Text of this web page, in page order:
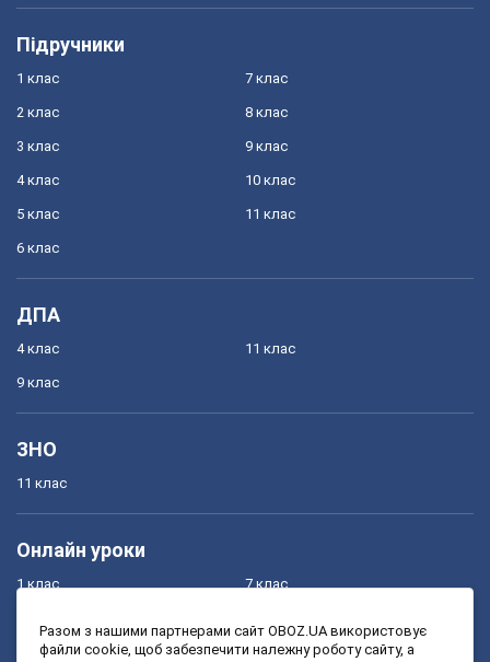
Підручники
1 клас
2 клас
3 клас
4 клас
5 клас
6 клас
7 клас
8 клас
9 клас
10 клас
11 клас
ДПА
4 клас
9 клас
11 клас
ЗНО
11 клас
Онлайн уроки
1 клас
3 клас
7 клас
9 клас
Разом з нашими партнерами сайт OBOZ.UA використовує
файли cookie, щоб забезпечити належну роботу сайту, а